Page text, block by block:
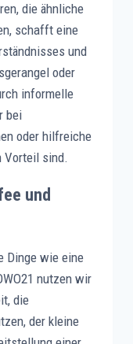
die ähnliche
schafft eine
und
oder
informelle
bei
oder hilfreiche
Vorteil sind.
und
Dinge wie eine
nutzen wir
die
der kleine